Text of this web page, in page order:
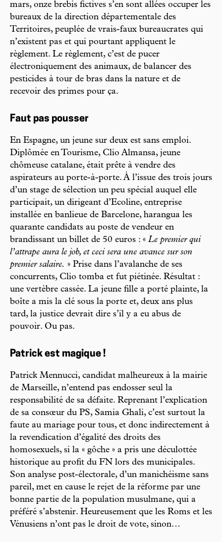
mars, onze brebis fictives s’en sont allées occuper les
bureaux de la direction départementale des
Territoires, peuplée de vrais-faux bureaucrates qui
n’existent pas et qui pourtant appliquent le
règlement. Le règlement, c’est de pucer
électroniquement des animaux, de balancer des
pesticides à tour de bras dans la nature et de
recevoir des primes pour ça.
Faut pas pousser
En Espagne, un jeune sur deux est sans emploi.
Diplômée en Tourisme, Clio Almansa, jeune
chômeuse catalane, était prête à vendre des
aspirateurs au porte-à-porte. À l’issue des trois jours
d’un stage de sélection un peu spécial auquel elle
participait, un dirigeant d’Ecoline, entreprise
installée en banlieue de Barcelone, harangua les
quarante candidats au poste de vendeur en
brandissant un billet de 50 euros : « Le premier qui
l’attrape aura le job, et ceci sera une avance sur son
premier salaire. » Prise dans l’avalanche de ses
concurrents, Clio tomba et fut piétinée. Résultat :
une vertèbre cassée. La jeune fille a porté plainte, la
boîte a mis la clé sous la porte et, deux ans plus
tard, la justice devrait dire s’il y a eu abus de
pouvoir. Ou pas.
Patrick est magique !
Patrick Mennucci, candidat malheureux à la mairie
de Marseille, n’entend pas endosser seul la
responsabilité de sa défaite. Reprenant l’explication
de sa consœur du PS, Samia Ghali, c’est surtout la
faute au mariage pour tous, et donc indirectement à
la revendication d’égalité des droits des
homosexuels, si la « gôche » a pris une déculottée
historique au profit du FN lors des municipales.
Son analyse post-électorale, d’un manichéisme sans
pareil, met en cause le rejet de la réforme par une
bonne partie de la population musulmane, qui a
préféré s’abstenir. Heureusement que les Roms et les
Vénusiens n’ont pas le droit de vote, sinon…